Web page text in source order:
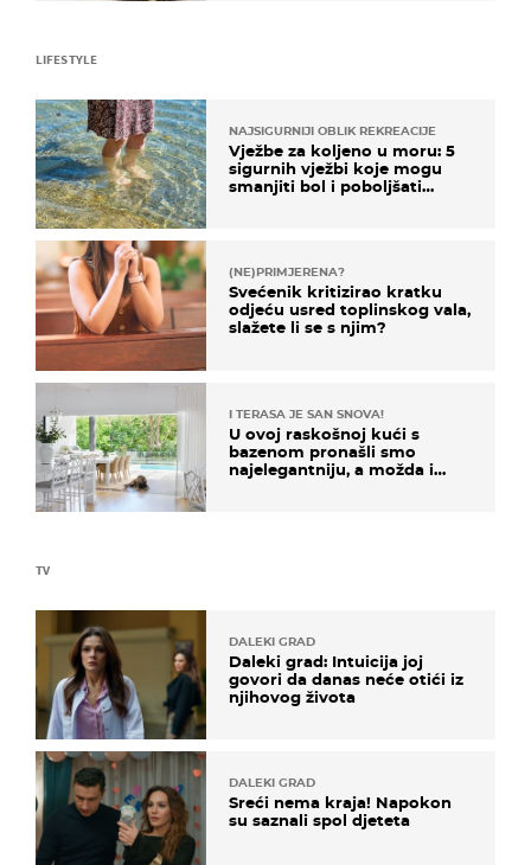
TV
DALEKI GRAD
Daleki grad: Intuicija joj
govori da danas neće otići iz
njihovog života
DALEKI GRAD
Sreći nema kraja! Napokon
su saznali spol djeteta
LIFESTYLE
NAJSIGURNIJI OBLIK REKREACIJE
Vježbe za koljeno u moru: 5
sigurnih vježbi koje mogu
smanjiti bol i poboljšati
(NE)PRIMJERENA?
Svećenik kritizirao kratku
odjeću usred toplinskog vala,
slažete li se s njim?
I TERASA JE SAN SNOVA!
U ovoj raskošnoj kući s
bazenom pronašli smo
najelegantniju, a možda i